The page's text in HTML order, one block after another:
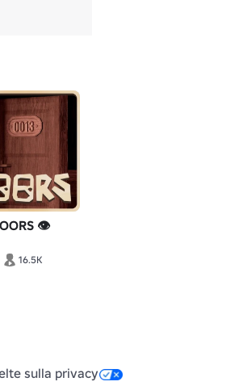
👁️
16.5K
sulla privacy